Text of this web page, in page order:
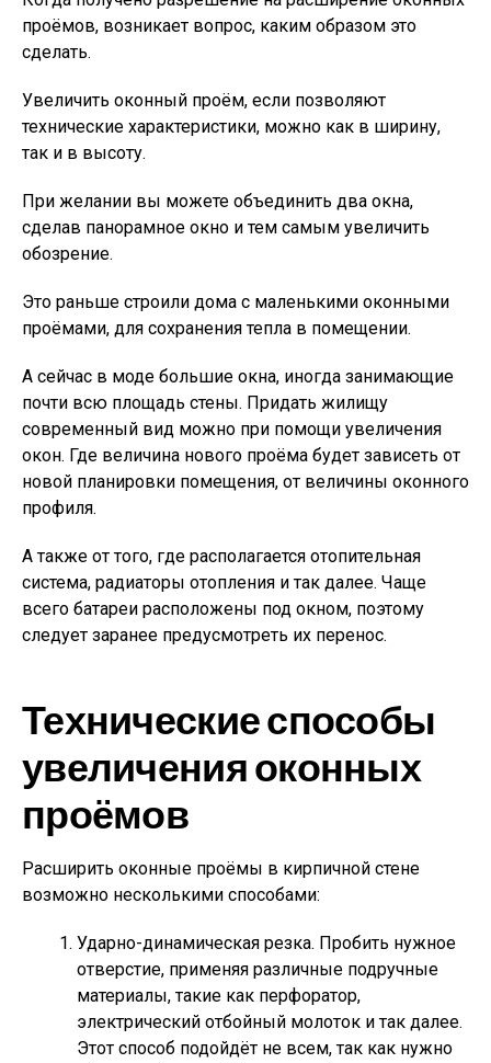
проёмов, возникает вопрос, каким образом это
сделать.
Увеличить оконный проём, если позволяют
технические характеристики, можно как в ширину,
так и в высоту.
При желании вы можете объединить два окна,
сделав панорамное окно и тем самым увеличить
обозрение.
Это раньше строили дома с маленькими оконными
проёмами, для сохранения тепла в помещении.
А сейчас в моде большие окна, иногда занимающие
почти всю площадь стены. Придать жилищу
современный вид можно при помощи увеличения
окон. Где величина нового проёма будет зависеть от
новой планировки помещения, от величины оконного
профиля.
А также от того, где располагается отопительная
система, радиаторы отопления и так далее. Чаще
всего батареи расположены под окном, поэтому
следует заранее предусмотреть их перенос.
Технические способы
увеличения оконных
проёмов
Расширить оконные проёмы в кирпичной стене
возможно несколькими способами:
Ударно-динамическая резка. Пробить нужное
отверстие, применяя различные подручные
материалы, такие как перфоратор,
электрический отбойный молоток и так далее.
Этот способ подойдёт не всем, так как нужно